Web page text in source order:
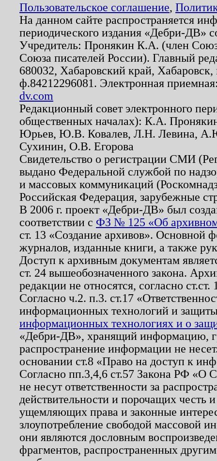
Пользовательское соглашение,
На данном сайте распространяется
периодического издания «Дебри-ДВ»
Учредитель: Пронякин К.А. (член
Союза писателей России). Главный
680032, Хабаровский край,
ф.84212296081. Электронная
dv.com
Редакционный совет электронного
общественных началах): К.А.
Юрьев, Ю.В. Ковалев, Л.Н. Левина,
Сухинин, О.В. Егорова
Свидетельство о регистрации СМИ
выдано Федеральной службой по
и массовых коммуникаций
Российская Федерация, зарубежные
В 2006 г. проект «Дебри-ДВ» был
соответствии с ФЗ № 125 «Об
ст. 13 «Создание архивов». Основной
журналов, изданные книги, а также
Доступ к архивным документам
ст. 24 вышеобозначенного закона.
редакции не относятся, согласно
Согласно ч.2. п.3. ст.17
информационных технологий и
информационных технологиях и о
«Дебри-ДВ», хранящий информацию,
распространение информации не
основании ст.8 «Право на доступ к
Согласно пп.3,4,6 ст.57 Закона РФ «О
не несут ответственности за
действительности и порочащих честь
ущемляющих права и законные
злоупотребление свободой массовой
они являются дословным
фрагментов, распространенных